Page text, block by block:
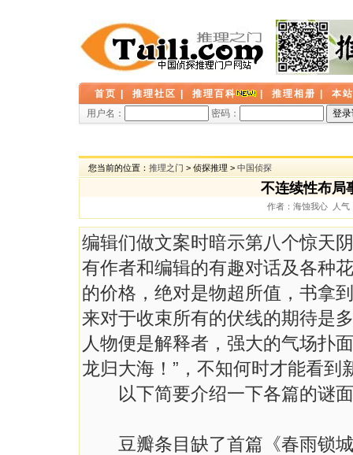
首页 推理社区 推理百科 推理相册
本
用户名：
密码：
您当前的位置： 推理之门 > 侦探推理 > 中国侦探
不连续性布
作者：海蚀我心 人气
编辑们做文案时暗示第八个惊天
有作者和编辑的有趣对话及各种
的价格，绝对是物超所值，书拿
来对于收束所有的伏线的期待是
人物便是解释者，强大的气场扑
龙归大海！”，不知何时才能看到
以下简要介绍一下各篇的谜
豆瓣条目缺了首篇《春雨锁城